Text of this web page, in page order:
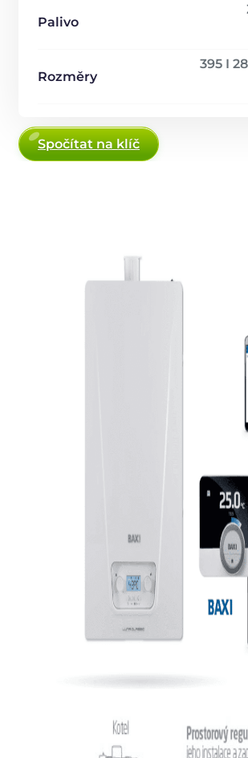
Palivo
Rozměry
395 I
Spočítat na klíč